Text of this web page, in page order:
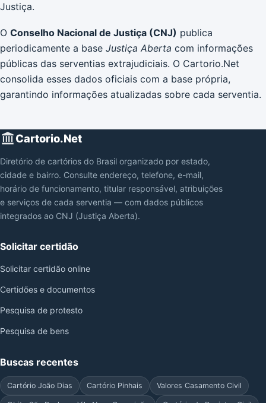
Justiça.
O Conselho Nacional de Justiça (CNJ) publica
periodicamente a base Justiça Aberta com informações
públicas das serventias extrajudiciais. O Cartorio.Net
consolida esses dados oficiais com a base própria,
garantindo informações atualizadas sobre cada serventia.
Cartorio.Net
Diretório de cartórios do Brasil organizado por estado,
cidade e bairro. Consulte endereço, telefone, e-mail,
horário de funcionamento, titular responsável, atribuições
e serviços de cada serventia — com dados públicos
integrados ao CNJ (Justiça Aberta).
Solicitar certidão
Solicitar certidão online
Certidões e documentos
Pesquisa de protesto
Pesquisa de bens
Buscas recentes
Cartório João Dias Cartório Pinhais Valores Casamento Civil